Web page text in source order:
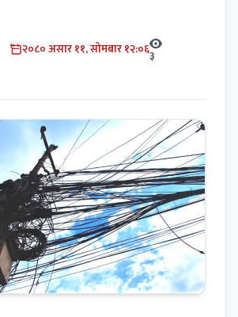
२०८० असार ११, सोमबार १२:०६३